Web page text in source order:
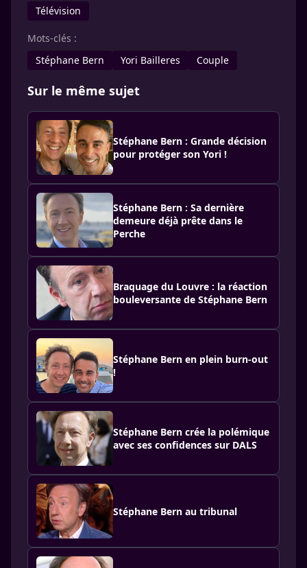
Télévision
Mots-clés :
Stéphane Bern
Yori Bailleres Couple
Sur le même sujet
Stéphane Bern : Grande décision
pour protéger son Yori !
Stéphane Bern : Sa dernière
demeure déjà prête dans le
Perche
Braquage du Louvre : la réaction
bouleversante de Stéphane Bern
Stéphane Bern en plein burn-out
!
Stéphane Bern crée la polémique
avec ses confidences sur DALS
Stéphane Bern au tribunal